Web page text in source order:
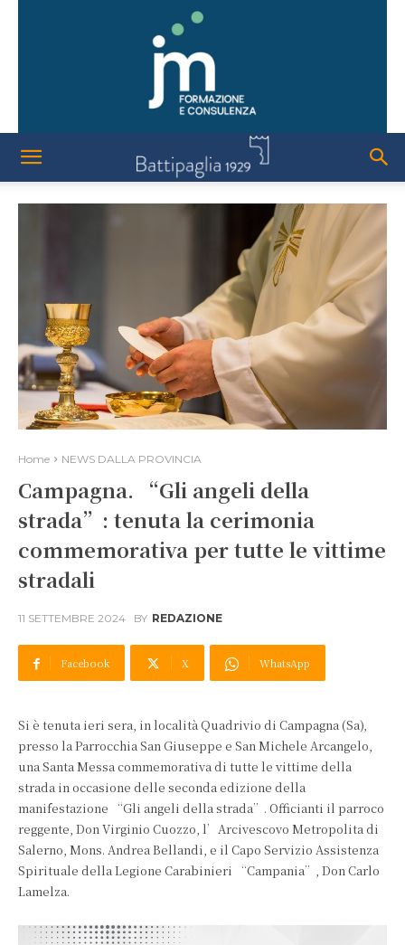
Home NEWS DALLA PROVINCIA
Campagna. “Gli angeli della
strada”: tenuta la cerimonia
commemorativa per tutte le vittime
stradali
11 SETTEMBRE 2024 BY REDAZIONE
Facebook X WhatsApp
Si è tenuta ieri sera, in località Quadrivio di Campagna (Sa),
presso la Parrocchia San Giuseppe e San Michele Arcangelo,
una Santa Messa commemorativa di tutte le vittime della
strada in occasione delle seconda edizione della
manifestazione “Gli angeli della strada”. Officianti il parroco
reggente, Don Virginio Cuozzo, l’Arcivescovo Metropolita di
Salerno, Mons. Andrea Bellandi, e il Capo Servizio Assistenza
Spirituale della Legione Carabinieri “Campania”, Don Carlo
Lamelza.